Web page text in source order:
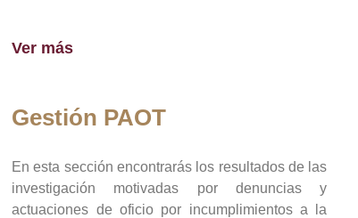
Ver más
Gestión PAOT
En esta sección encontrarás los resultados de las
investigación motivadas por denuncias y
actuaciones de oficio por incumplimientos a la